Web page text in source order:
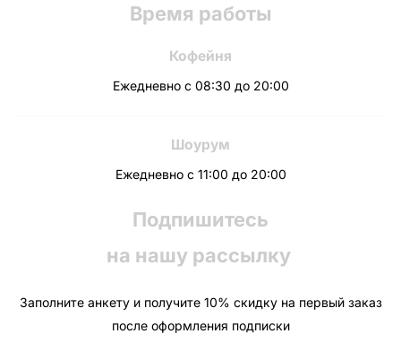
Время работы
Кофейня
Ежедневно с 08:30 до 20:00
Шоурум
Ежедневно с 11:00 до 20:00
Подпишитесь
на нашу рассылку
Заполните анкету и получите 10% скидку на первый заказ
после оформления подписки